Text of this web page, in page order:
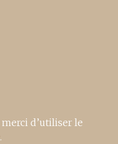
merci d’utiliser le
.